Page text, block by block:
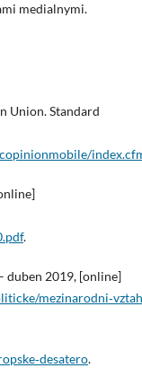
medialnymi.
Union. Standard
.
duben 2019, [online]
.